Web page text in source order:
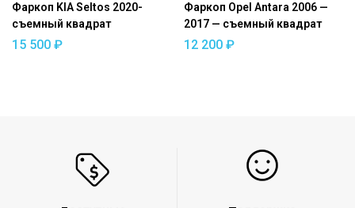
Фаркоп KIA Seltos 2020-
съемный квадрат
15 500 ₽
Фаркоп Opel Antara 2006 —
2017 — съемный квадрат
12 200 ₽